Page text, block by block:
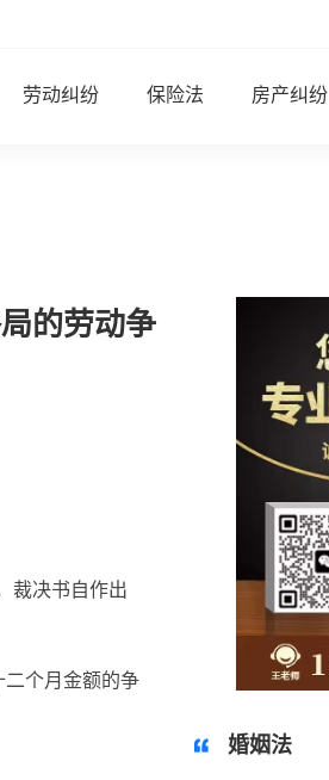
劳动纠纷 保险法 房产纠纷
的劳动争
裁决书自作出
二个月金额的争
婚姻法